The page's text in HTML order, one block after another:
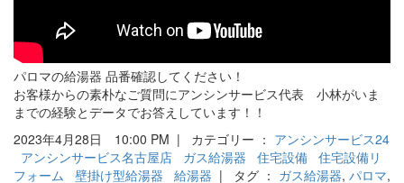
パロマの給湯器 品番確認してください！
お客様からの素朴なご質問にアンシンサービス代表 小林がいま
までの経験とデータでお答えしています！！
2023年4月28日 10:00 PM | カテゴリー ： アンシンサービス24
アンシンサービス名古屋店
ガス給湯器 住宅設備 住宅設備リ
フォーム
壁掛け型給湯器 給湯器 | タグ ： ガス給湯器, パロマ,